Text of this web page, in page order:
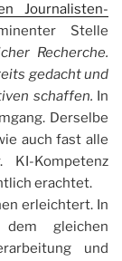
Journalisten-
Stelle
Recherche.
gedacht und
schaffen. In
Derselbe
auch fast alle
KI-Kompetenz
erachtet.
erleichtert. In
gleichen
und